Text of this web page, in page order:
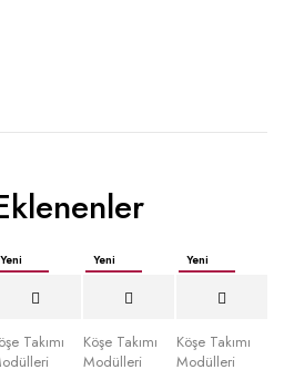
Yeni
Takımı
Yeni
Köşe Takımı
Modülleri
Yeni
Köşe Takımı
Modülleri